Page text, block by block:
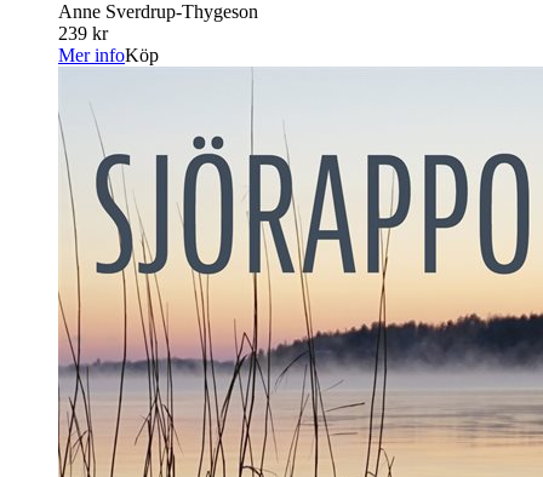
Anne Sverdrup-Thygeson
239 kr
Mer infoKöp